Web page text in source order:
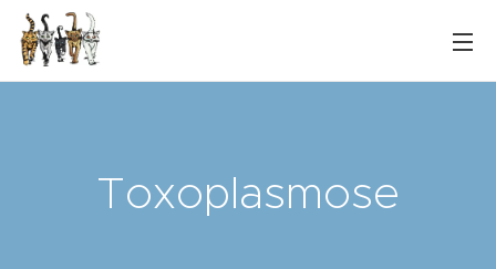
Toxoplasmose